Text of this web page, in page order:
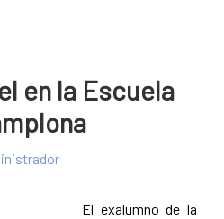
en la Escuela
El exalumno de la